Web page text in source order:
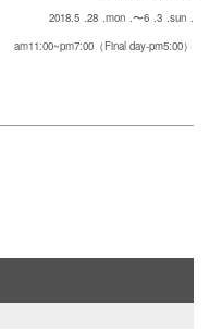
2018.5 .28 .mon .〜6 .3 .sun
am11:00~pm7:00（Final day-pm5:00）